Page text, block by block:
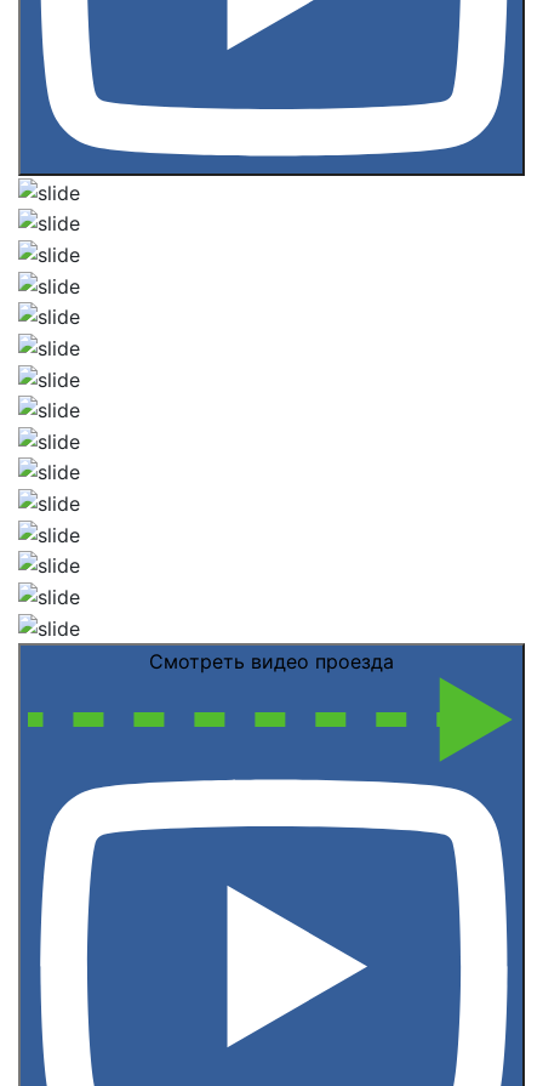
Смотреть видео проезда